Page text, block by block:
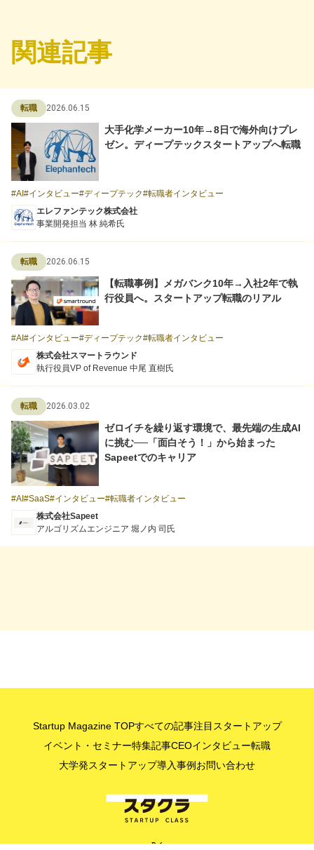
関連記事
転職 2026.06.15
大手化学メーカー10年→8日で海外向けプレ
ゼン。ディープテックスタートアップへ転職
AI インタビュー ディープテック
転職者インタビュー
エレファンテック株式会社
事業開発担当 林 純希氏
転職 2026.06.15
【転職事例】メガバンク10年→入社2年で執
行役員へ。スタートアップ転職のリアル
AI インタビュー ディープテック
転職者インタビュー
株式会社スマートラウンド
執行役員VP of Revenue 中尾 直樹氏
転職 2026.03.02
ゼロイチを繰り返す環境で、最先端の生成AI
に挑む──「面白そう！」から始まった
Sapeetでのキャリア
AI SaaS インタビュー 転職者インタビュー
株式会社Sapeet
アルゴリズムエンジニア 堀ノ内 司氏
Startup Magazine TOPすべての記事注目スタートアップ
イベント・セミナー特集記事CEOインタビュー転職
大学発スタートアップ導入事例 お問い合わせ